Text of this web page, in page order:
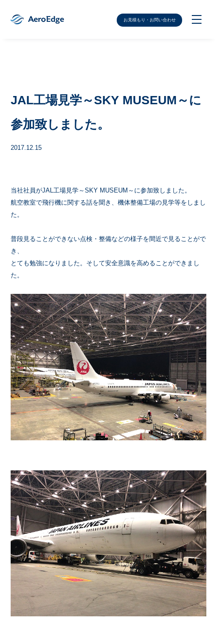
お見積もり・お問い合わせ
JAL工場見学～SKY MUSEUM～に
参加致しました。
2017.12.15
当社社員がJAL工場見学～SKY MUSEUM～に参加致しました。
航空教室で飛行機に関する話を聞き、機体整備工場の見学等をしまし
た。
普段見ることができない点検・整備などの様子を間近で見ることがで
き、
とても勉強になりました。 そして安全意識を高めることができまし
た。